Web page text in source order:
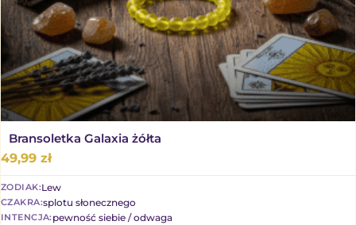
Bransoletka Galaxia żółta
49,99 zł
ZODIAK:Lew
CZAKRA:splotu słonecznego
INTENCJA: pewność siebie / odwaga